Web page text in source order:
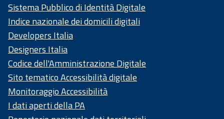
Sistema Pubblico di Identità Digitale
Indice nazionale dei domicili digitali
Developers Italia
Designers Italia
Codice dell'Amministrazione Digitale
Sito tematico Accessibilità digitale
Monitoraggio Accessibilità
I dati aperti della PA